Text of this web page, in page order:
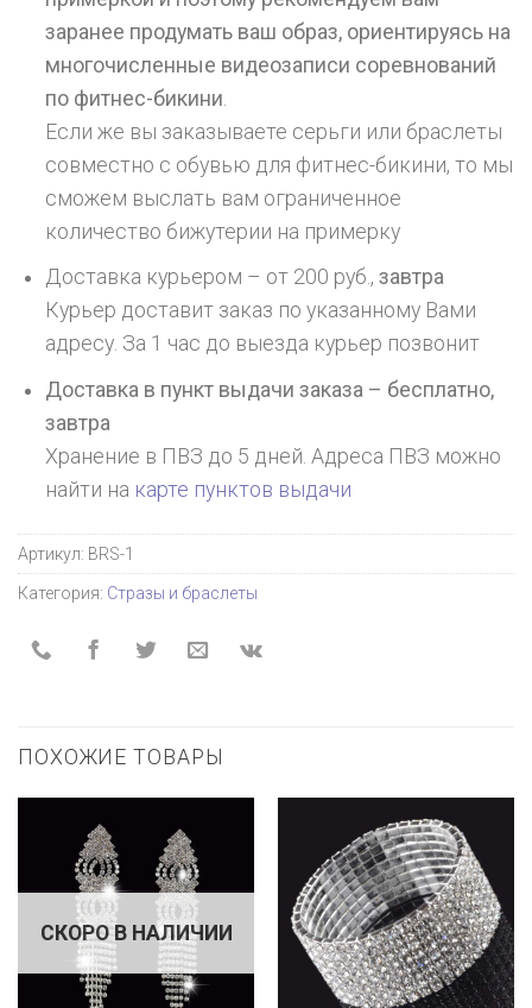
заранее продумать ваш образ, ориентируясь на
многочисленные видеозаписи соревнований
по фитнес-бикини
Если же вы заказываете серьги или браслеты
совместно с обувью для фитнес-бикини, то мы
сможем выслать вам ограниченное
количество бижутерии на примерку
Доставка курьером – от 200 руб.,завтра
Курьер доставит заказ по указанному Вами
адресу. За 1 час до выезда курьер позвонит
Доставка в пункт выдачи заказа – бесплатно,
завтра
Хранение в ПВЗ до 5 дней. Адреса ПВЗ можно
найти на карте пунктов выдачи
Артикул: BRS-1
Категория: Стразы и браслеты
ПОХОЖИЕ ТОВАРЫ
СКОРО В НАЛИЧИИ